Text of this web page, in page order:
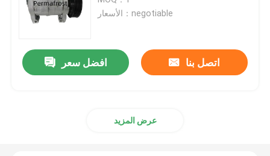
صمام التحكم في ضاغط التيار المتردد
الأسعار：negotiable
افضل سعر اتصل بنا
عرض المزيد